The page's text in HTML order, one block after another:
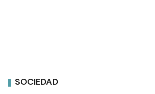
SOCIEDAD